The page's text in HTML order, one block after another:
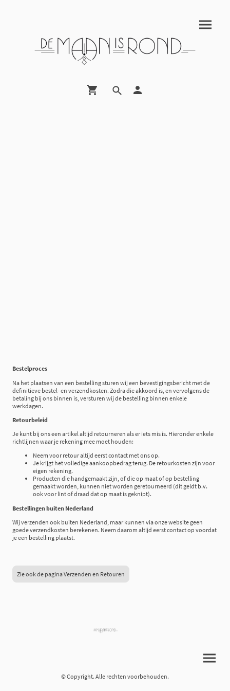
Bestelproces
Na het plaatsen van een bestelling sturen wij een bevestigingsbericht met de
definitieve bestel- en verzendkosten. Zodra die akkoord is, en vervolgens de
betaling bij ons binnen is, versturen wij de bestelling binnen enkele
werkdagen.
Retourbeleid
Je kunt bij ons een artikel altijd retourneren als er iets mis is. Hieronder enkele
richtlijnen waar je rekening mee moet houden:
Neem voor retour altijd eerst contact met ons op.
Je krijgt het volledige aankoopbedrag terug. De retourkosten zijn voor
eigen rekening.
Producten die handgemaakt zijn, of die op maat of op bestelling
gemaakt worden, kunnen niet worden geretourneerd (dit geldt b.v.
ook voor lint of draad dat op maat is geknipt).
Bestellingen buiten Nederland
Wij verzenden ook buiten Nederland, maar kunnen via onze website geen
goede verzendkosten berekenen. Neem daarom altijd eerst contact op voordat
je een bestelling plaatst.
Zie ook de pagina Verzenden en Retouren
© Copyright. Alle rechten voorbehouden.